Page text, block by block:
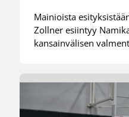
Mainioista
Zollner esiintyy
kansainvälisen